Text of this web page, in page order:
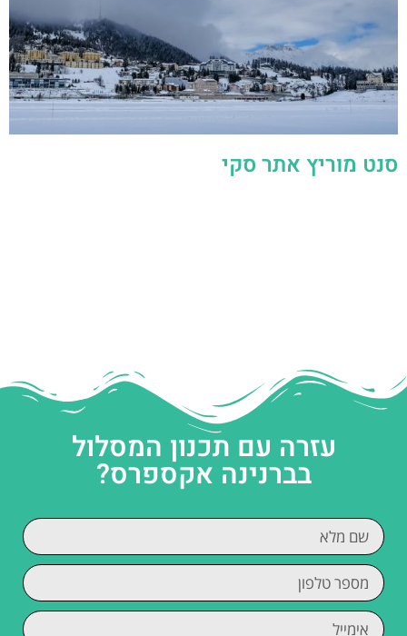
סנט מוריץ אתר סקי
עזרה עם תכנון המסלול
בברנינה אקספרס?